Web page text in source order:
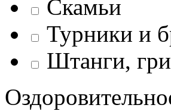
Скамьи
Турники и
Штанги,